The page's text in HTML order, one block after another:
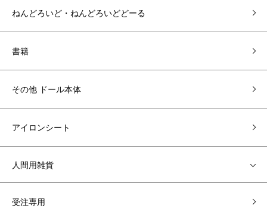
ねんどろいど・ねんどろいどどーる
書籍
その他 ドール本体
アイロンシート
人間用雑貨
受注専用